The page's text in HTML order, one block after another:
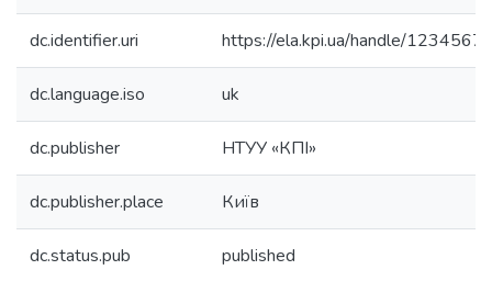
dc.identifier.uri https://ela.kpi.ua/handle/
dc.language.iso uk
dc.publisher НТУУ «КПІ»
dc.publisher.place Київ
dc.status.pub published